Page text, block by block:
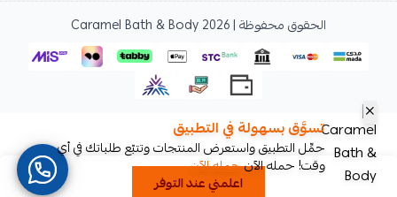
اعلمني عند التوفر
الحقوق محفوظة | 2026 Caramel Bath & Body
تسوَّق بسهولة في التطبيق
حمِّل التطبيق واستعرض المنتجات وتتبّع طلباتك في أي
وقت! حمله الآنحمله الآن